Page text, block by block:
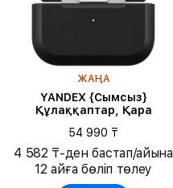
ЖАҢА
YANDEX {Сымсыз}
Құлаққаптар, Қара
54 990 ₸
4 582 ₸-ден бастап/айына
12 айға бөліп төлеу